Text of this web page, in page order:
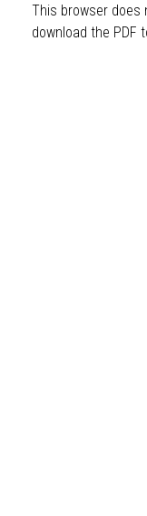
This browser does
download the PDF